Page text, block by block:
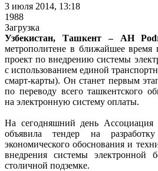
3 июля 2014, 13:18
1988
Загрузка
Узбекистан, Ташкент – АН
метрополитене в ближайшее время
проект по внедрению системы
с использованием единой
смарт-карты). Он станет первым
по переводу всего ташкентского
на электронную систему оплаты.
На сегодняшний день Ассоциация
объявила тендер на
экономического обоснования и
внедрения системы электронной
столичной подземке.